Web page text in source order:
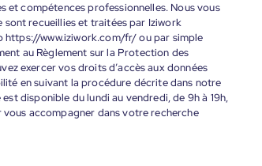
et compétences professionnelles. Nous vous
sont recueillies et traitées par Iziwork
www.iziwork.com/fr/ ou par simple
au Règlement sur la Protection des
exercer vos droits d’accès aux données
en suivant la procédure décrite dans notre
disponible du lundi au vendredi, de 9h à 19h,
accompagner dans votre recherche